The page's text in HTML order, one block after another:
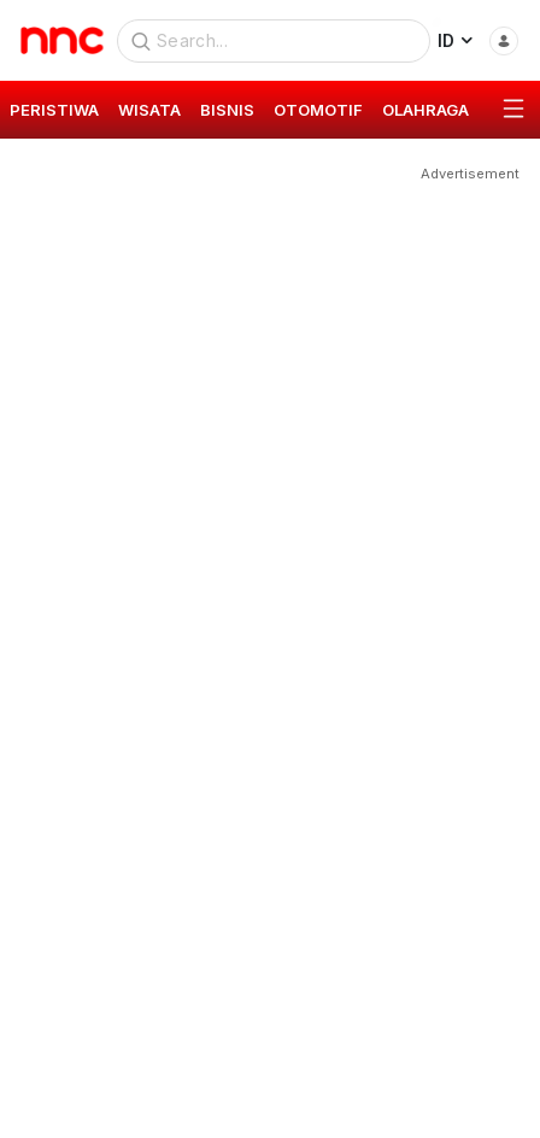
ID
PERISTIWA WISATA BISNIS OTOMOTIF OLAHRAGA GAYA
Advertisement